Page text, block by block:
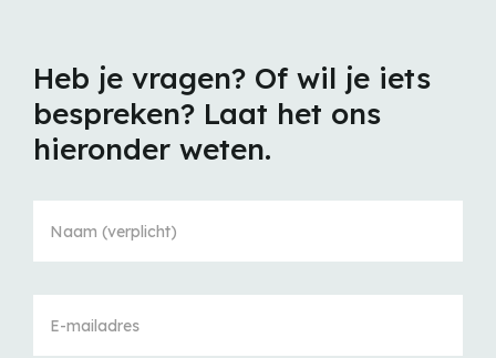
Heb je vragen? Of wil je iets
bespreken? Laat het ons
hieronder weten.